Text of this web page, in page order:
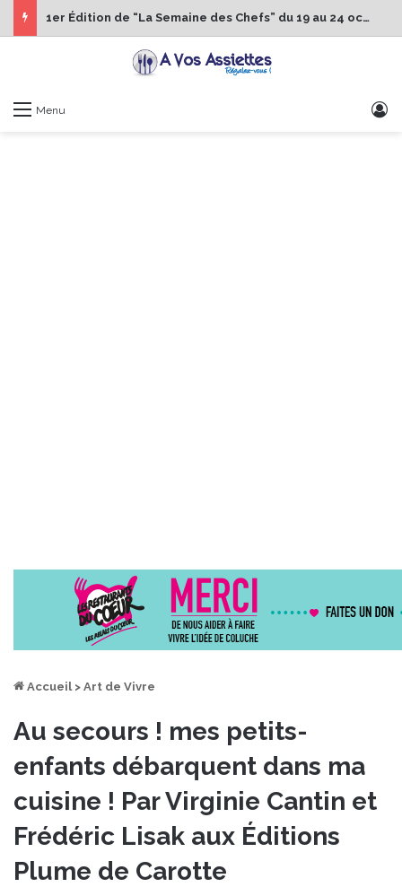
1er Édition de “La Semaine des Chefs” du 19 au 24 octobre 2026
Menu
Accueil > Art de Vivre
Au secours ! mes petits-
enfants débarquent dans ma
cuisine ! Par Virginie Cantin et
Frédéric Lisak aux Éditions
Plume de Carotte